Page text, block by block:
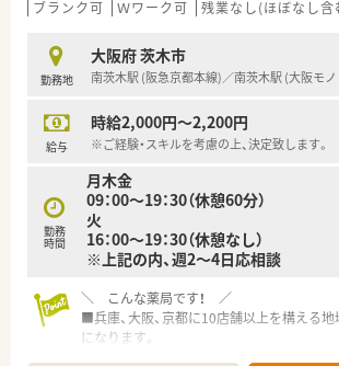
ほとんどございません。
ブランク可 Ｗワーク可 残業なし(ほぼなし含
勤務地
大阪府 茨木市
南茨木駅 (阪急京都本線)／南茨木駅 (大阪モ
給与
時給2,000円～2,200円
※ご経験・スキルを考慮の上、決定致します。
勤務
時間
月木金
09：00～19：30（休憩60分）
火
16：00～19：30（休憩なし）
※上記の内、週2～4日応相談
＼ こんな薬局です！ ／
■兵庫、大阪、京都に10店舗以上を構える
になります。